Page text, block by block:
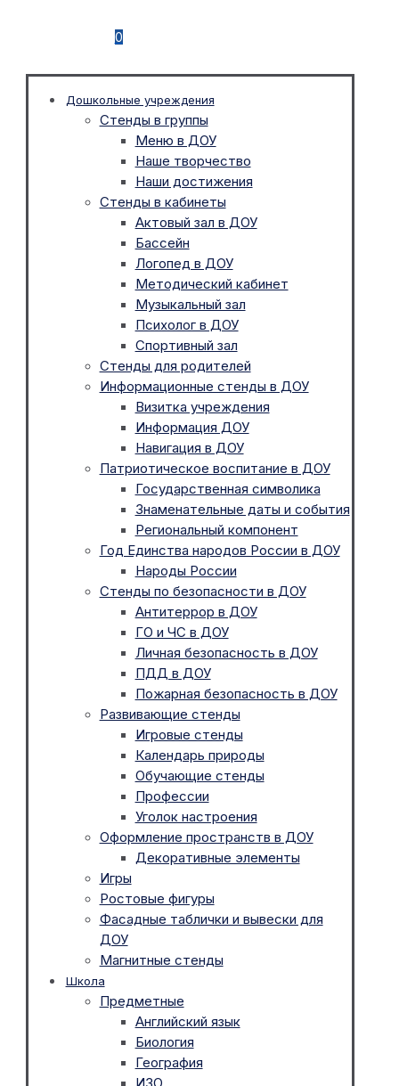
0
Дошкольные учреждения
Стенды в группы
Меню в ДОУ
Наше творчество
Наши достижения
Стенды в кабинеты
Актовый зал в ДОУ
Бассейн
Логопед в ДОУ
Методический кабинет
Музыкальный зал
Психолог в ДОУ
Спортивный зал
Стенды для родителей
Информационные стенды в ДОУ
Визитка учреждения
Информация ДОУ
Навигация в ДОУ
Патриотическое воспитание в ДОУ
Государственная символика
Знаменательные даты и события
Региональный компонент
Год Единства народов России в ДОУ
Народы России
Стенды по безопасности в ДОУ
Антитеррор в ДОУ
ГО и ЧС в ДОУ
Личная безопасность в ДОУ
ПДД в ДОУ
Пожарная безопасность в ДОУ
Развивающие стенды
Игровые стенды
Календарь природы
Обучающие стенды
Профессии
Уголок настроения
Оформление пространств в ДОУ
Декоративные элементы
Игры
Ростовые фигуры
Фасадные таблички и вывески для
ДОУ
Магнитные стенды
Школа
Предметные
Английский язык
Биология
География